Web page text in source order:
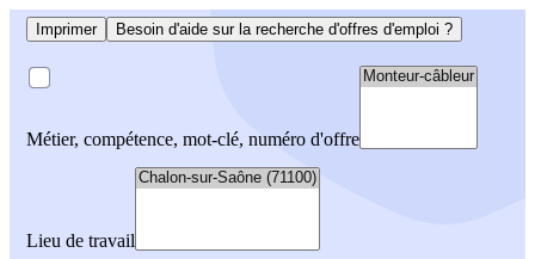
Imprimer Besoin d'aide sur la recherche d'offres d'emploi ?
Métier, compétence, mot-clé, numéro d'offre
Lieu de travail